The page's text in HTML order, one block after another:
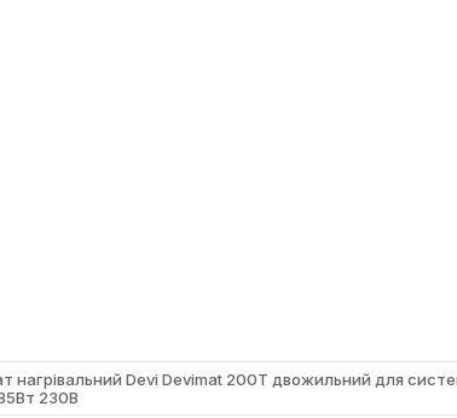
нагрівальний Devi Devimat 200T двожильний для
230В